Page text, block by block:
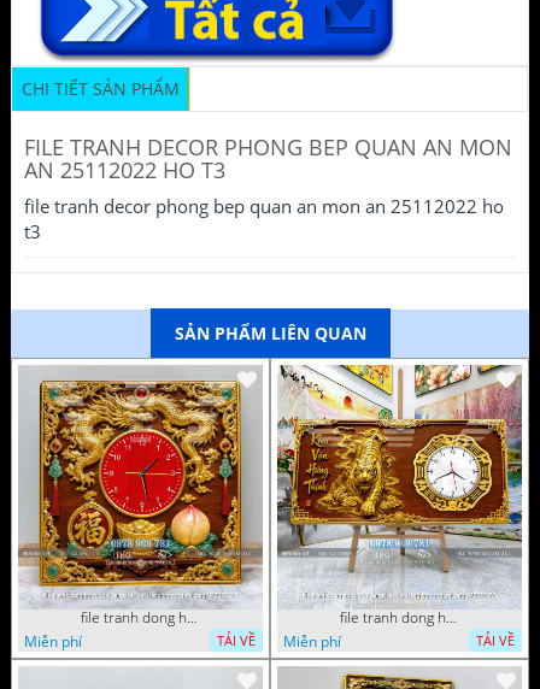
CHI TIẾT SẢN PHẨM
FILE TRANH DECOR PHONG BEP QUAN AN MON
AN 25112022 HO T3
file tranh decor phong bep quan an mon an 25112022 ho
t3
SẢN PHẨM LIÊN QUAN
file tranh dong ho tu quy tung hac dai bang ho rong phuong 072026 93
Miễn phí
TẢI VỀ
file tranh dong ho tu quy tung hac dai bang ho rong phuong 072026 78
Miễn phí
TẢI VỀ